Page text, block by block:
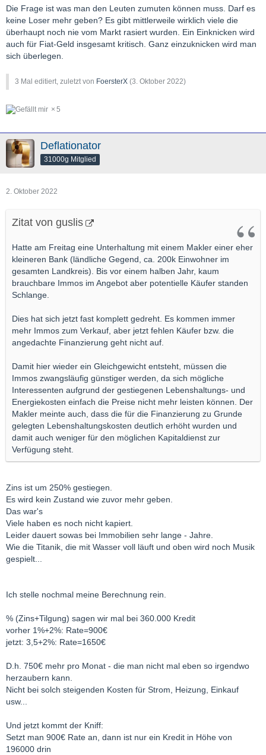
Die Frage ist was man den Leuten zumuten können muss. Darf es
keine Loser mehr geben? Es gibt mittlerweile wirklich viele die
überhaupt noch nie vom Markt rasiert wurden. Ein Einknicken wird
auch für Fiat-Geld insgesamt kritisch. Ganz einzuknicken wird man
sich überlegen.
3 Mal editiert, zuletzt von FoersterX (3. Oktober 2022)
5
Deflationator
31000g Mitglied
2. Oktober 2022
Zitat von guslis
Hatte am Freitag eine Unterhaltung mit einem Makler einer eher
kleineren Bank (ländliche Gegend, ca. 200k Einwohner im
gesamten Landkreis). Bis vor einem halben Jahr, kaum
brauchbare Immos im Angebot aber potentielle Käufer standen
Schlange.
Dies hat sich jetzt fast komplett gedreht. Es kommen immer
mehr Immos zum Verkauf, aber jetzt fehlen Käufer bzw. die
angedachte Finanzierung geht nicht auf.
Damit hier wieder ein Gleichgewicht entsteht, müssen die
Immos zwangsläufig günstiger werden, da sich mögliche
Interessenten aufgrund der gestiegenen Lebenshaltungs- und
Energiekosten einfach die Preise nicht mehr leisten können. Der
Makler meinte auch, dass die für die Finanzierung zu Grunde
gelegten Lebenshaltungskosten deutlich erhöht wurden und
damit auch weniger für den möglichen Kapitaldienst zur
Verfügung steht.
Zins ist um 250% gestiegen.
Es wird kein Zustand wie zuvor mehr geben.
Das war's
Viele haben es noch nicht kapiert.
Leider dauert sowas bei Immobilien sehr lange - Jahre.
Wie die Titanik, die mit Wasser voll läuft und oben wird noch Musik
gespielt...
Ich stelle nochmal meine Berechnung rein.
% (Zins+Tilgung) sagen wir mal bei 360.000 Kredit
vorher 1%+2%: Rate=900€
jetzt: 3,5+2%: Rate=1650€
D.h. 750€ mehr pro Monat - die man nicht mal eben so irgendwo
herzaubern kann.
Nicht bei solch steigenden Kosten für Strom, Heizung, Einkauf
usw...
Und jetzt kommt der Kniff:
Setzt man 900€ Rate an, dann ist nur ein Kredit in Höhe von
196000 drin